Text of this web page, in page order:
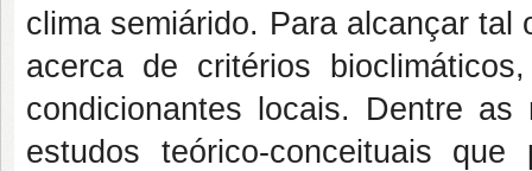
clima semiárido. Para alcançar
acerca de critérios
condicionantes locais. Dentre as
estudos teórico-conceituais